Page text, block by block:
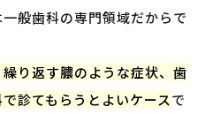
般歯科の専門領域だからで
り返す膿のような症状、歯
診てもらうとよいケースで